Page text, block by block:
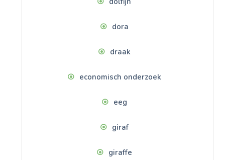
dora
draak
economisch onderzoek
eeg
giraf
giraffe